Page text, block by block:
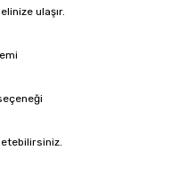
ulaşır.